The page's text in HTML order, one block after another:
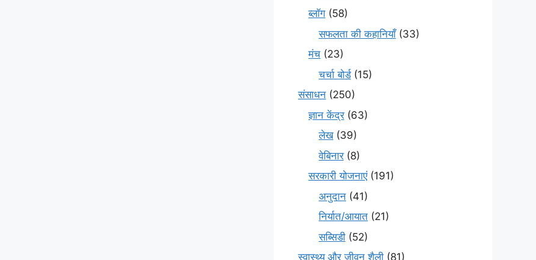
ब्लॉग (58)
सफलता की कहानियाँ(33)
मंच (23)
चर्चा बोर्ड(15)
संसाधन (250)
ज्ञान केंद्र(63)
लेख(39)
वेबिनार(8)
सरकारी योजनाएं(191)
अनुदान (41)
निर्यात/आयात (21)
सब्सिडी (52)
स्वास्थ्य और जीवन शैली (81)